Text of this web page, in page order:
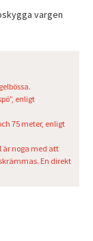
enligt
75 meter, enligt
är noga med att
En direkt
vargen